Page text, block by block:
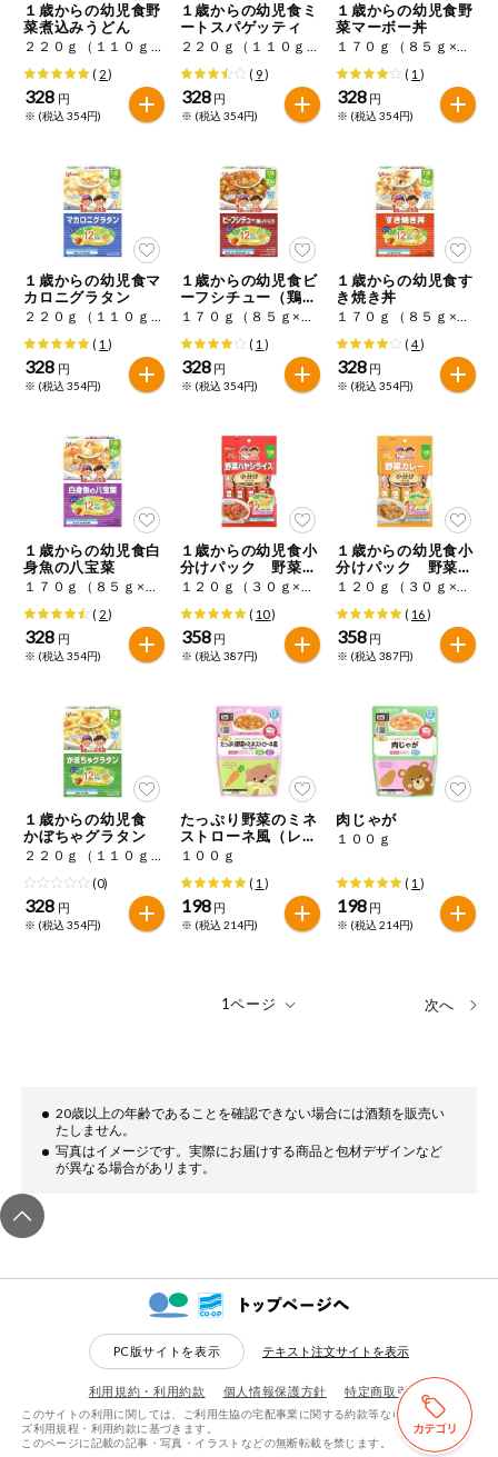
リセットする
１歳からの幼児食野
菜煮込みうどん
２２０ｇ（１１０ｇ×２）
( 2)
328 円
※ (税込 354円)
１歳からの幼児食ミ
ートスパゲッティ
２２０ｇ（１１０ｇ×２）
( 9)
328 円
※ (税込 354円)
１歳からの幼児食野
菜マーボー丼
１７０ｇ（８５ｇ×２）
( 1 )
328 円
※ (税込 354円)
１歳からの幼児食マ
カロニグラタン
２２０ｇ（１１０ｇ×２）
( 1 )
328 円
※ (税込 354円)
１歳からの幼児食ビ
ーフシチュー（鶏レ
バー入り）
１７０ｇ（８５ｇ×２）
( 1 )
328 円
※ (税込 354円)
１歳からの幼児食す
き焼き丼
１７０ｇ（８５ｇ×２）
( 4)
328 円
※ (税込 354円)
１歳からの幼児食白
身魚の八宝菜
１７０ｇ（８５ｇ×２）
( 2)
328 円
※ (税込 354円)
１歳からの幼児食小
分けパック 野菜ハ
ヤシライス
１２０ｇ（３０ｇ×４）
( 10)
358 円
※ (税込 387円)
１歳からの幼児食小
分けパック 野菜カ
レー
１２０ｇ（３０ｇ×４）
( 16)
358 円
※ (税込 387円)
１歳からの幼児食
かぼちゃグラタン
２２０ｇ（１１０ｇ×２袋）
(0)
328 円
※ (税込 354円)
たっぷり野菜のミネ
ストローネ風（レバ
ー・牛肉入り）
１００ｇ
( 1 )
198 円
※ (税込 214円)
肉じゃが
１００ｇ
( 1 )
198 円
※ (税込 214円)
次へ
20歳以上の年齢であることを確認できない場合には酒類を販売い
たしません。
写真はイメージです。実際にお届けする商品と包材デザインなど
が異なる場合があリます。
PC版サイトを表示 テキスト注文サイトを表示
利用規約・利用約款 個人情報保護方針 特定商取引
このサイトの利用に関しては、ご利用生協の宅配事業に関する約款等ならびにeフレン
ズ利用規程・利用約款に基づきます。
このページに記載の記事・写真・イラストなどの無断転載を禁じます。